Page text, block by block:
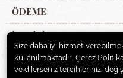
ÖDEME
İLETİŞİM
© 2020ERBAYBEBE BİSİKLET
Size daha iyi hizmet
kullanılmaktadır. Çerez
ve dilerseniz tercihlerinizi